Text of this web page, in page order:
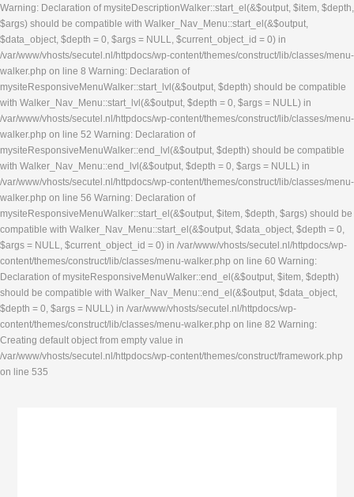
Warning: Declaration of mysiteDescriptionWalker::start_el(&$output, $item, $depth,
$args) should be compatible with Walker_Nav_Menu::start_el(&$output,
$data_object, $depth = 0, $args = NULL, $current_object_id = 0) in
/var/www/vhosts/secutel.nl/httpdocs/wp-content/themes/construct/lib/classes/menu-
walker.php on line 8 Warning: Declaration of
mysiteResponsiveMenuWalker::start_lvl(&$output, $depth) should be compatible
with Walker_Nav_Menu::start_lvl(&$output, $depth = 0, $args = NULL) in
/var/www/vhosts/secutel.nl/httpdocs/wp-content/themes/construct/lib/classes/menu-
walker.php on line 52 Warning: Declaration of
mysiteResponsiveMenuWalker::end_lvl(&$output, $depth) should be compatible
with Walker_Nav_Menu::end_lvl(&$output, $depth = 0, $args = NULL) in
/var/www/vhosts/secutel.nl/httpdocs/wp-content/themes/construct/lib/classes/menu-
walker.php on line 56 Warning: Declaration of
mysiteResponsiveMenuWalker::start_el(&$output, $item, $depth, $args) should be
compatible with Walker_Nav_Menu::start_el(&$output, $data_object, $depth = 0,
$args = NULL, $current_object_id = 0) in /var/www/vhosts/secutel.nl/httpdocs/wp-
content/themes/construct/lib/classes/menu-walker.php on line 60 Warning:
Declaration of mysiteResponsiveMenuWalker::end_el(&$output, $item, $depth)
should be compatible with Walker_Nav_Menu::end_el(&$output, $data_object,
$depth = 0, $args = NULL) in /var/www/vhosts/secutel.nl/httpdocs/wp-
content/themes/construct/lib/classes/menu-walker.php on line 82 Warning:
Creating default object from empty value in
/var/www/vhosts/secutel.nl/httpdocs/wp-content/themes/construct/framework.php
on line 535